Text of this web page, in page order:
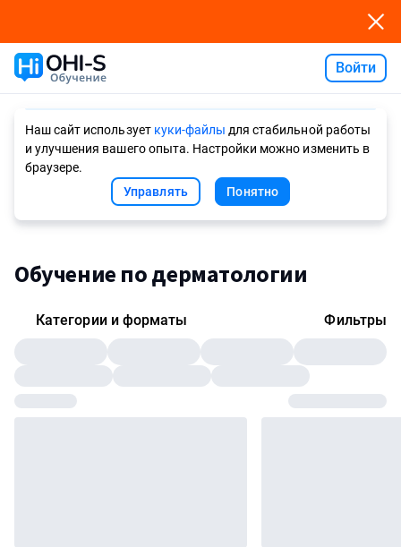
Войти
Наш сайт использует куки-файлы для стабильной работы
и улучшения вашего опыта. Настройки можно изменить в
браузере.
Управлять
Понятно
Обучение по дерматологии
Категории и форматы Фильтры